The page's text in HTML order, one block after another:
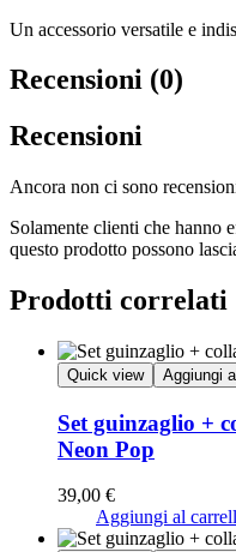
Un accessorio versatile e
Recensioni (0)
Recensioni
Ancora non ci sono
Solamente clienti che hanno
questo prodotto possono
Prodotti correlati
Quick view Aggiungi
Set guinzaglio +
Neon Pop
39,00 €
Aggiungi al